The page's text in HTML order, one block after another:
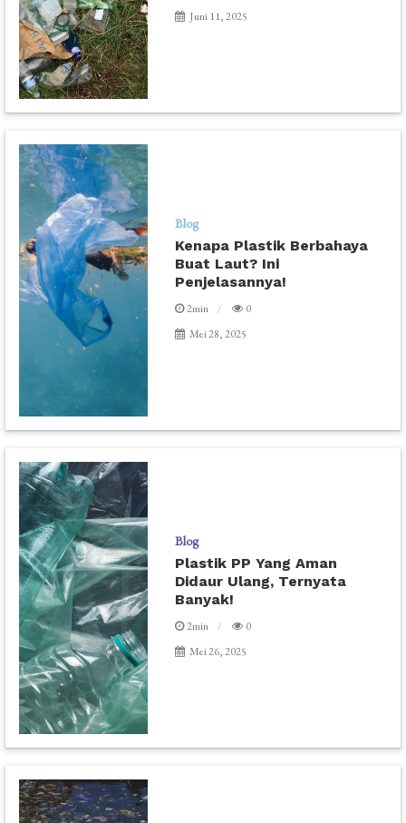
Juni 11, 2025
Blog
Kenapa Plastik Berbahaya
Buat Laut? Ini
Penjelasannya!
2min
0
Mei 28, 2025
Blog
Plastik PP Yang Aman
Didaur Ulang, Ternyata
Banyak!
2min
0
Mei 26, 2025